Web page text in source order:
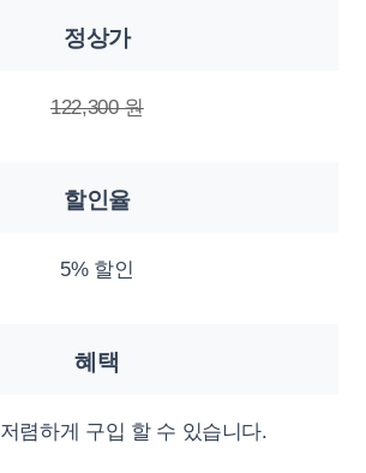
정상가
122,300 원
할인율
5% 할인
혜택
저렴하게 구입 할 수 있습니다.